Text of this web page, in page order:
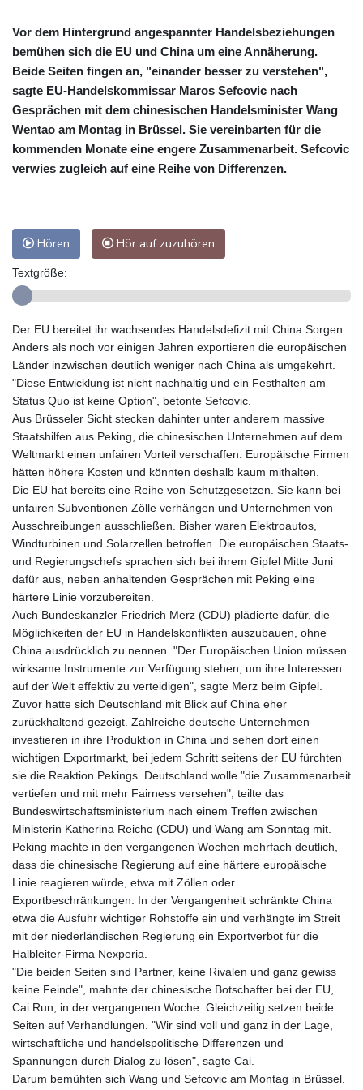
Vor dem Hintergrund angespannter Handelsbeziehungen
bemühen sich die EU und China um eine Annäherung.
Beide Seiten fingen an, "einander besser zu verstehen",
sagte EU-Handelskommissar Maros Sefcovic nach
Gesprächen mit dem chinesischen Handelsminister Wang
Wentao am Montag in Brüssel. Sie vereinbarten für die
kommenden Monate eine engere Zusammenarbeit. Sefcovic
verwies zugleich auf eine Reihe von Differenzen.
Hören Hör auf zuzuhören
Textgröße:
Der EU bereitet ihr wachsendes Handelsdefizit mit China Sorgen:
Anders als noch vor einigen Jahren exportieren die europäischen
Länder inzwischen deutlich weniger nach China als umgekehrt.
"Diese Entwicklung ist nicht nachhaltig und ein Festhalten am
Status Quo ist keine Option", betonte Sefcovic.
Aus Brüsseler Sicht stecken dahinter unter anderem massive
Staatshilfen aus Peking, die chinesischen Unternehmen auf dem
Weltmarkt einen unfairen Vorteil verschaffen. Europäische Firmen
hätten höhere Kosten und könnten deshalb kaum mithalten.
Die EU hat bereits eine Reihe von Schutzgesetzen. Sie kann bei
unfairen Subventionen Zölle verhängen und Unternehmen von
Ausschreibungen ausschließen. Bisher waren Elektroautos,
Windturbinen und Solarzellen betroffen. Die europäischen Staats-
und Regierungschefs sprachen sich bei ihrem Gipfel Mitte Juni
dafür aus, neben anhaltenden Gesprächen mit Peking eine
härtere Linie vorzubereiten.
Auch Bundeskanzler Friedrich Merz (CDU) plädierte dafür, die
Möglichkeiten der EU in Handelskonflikten auszubauen, ohne
China ausdrücklich zu nennen. "Der Europäischen Union müssen
wirksame Instrumente zur Verfügung stehen, um ihre Interessen
auf der Welt effektiv zu verteidigen", sagte Merz beim Gipfel.
Zuvor hatte sich Deutschland mit Blick auf China eher
zurückhaltend gezeigt. Zahlreiche deutsche Unternehmen
investieren in ihre Produktion in China und sehen dort einen
wichtigen Exportmarkt, bei jedem Schritt seitens der EU fürchten
sie die Reaktion Pekings. Deutschland wolle "die Zusammenarbeit
vertiefen und mit mehr Fairness versehen", teilte das
Bundeswirtschaftsministerium nach einem Treffen zwischen
Ministerin Katherina Reiche (CDU) und Wang am Sonntag mit.
Peking machte in den vergangenen Wochen mehrfach deutlich,
dass die chinesische Regierung auf eine härtere europäische
Linie reagieren würde, etwa mit Zöllen oder
Exportbeschränkungen. In der Vergangenheit schränkte China
etwa die Ausfuhr wichtiger Rohstoffe ein und verhängte im Streit
mit der niederländischen Regierung ein Exportverbot für die
Halbleiter-Firma Nexperia.
"Die beiden Seiten sind Partner, keine Rivalen und ganz gewiss
keine Feinde", mahnte der chinesische Botschafter bei der EU,
Cai Run, in der vergangenen Woche. Gleichzeitig setzen beide
Seiten auf Verhandlungen. "Wir sind voll und ganz in der Lage,
wirtschaftliche und handelspolitische Differenzen und
Spannungen durch Dialog zu lösen", sagte Cai.
Darum bemühten sich Wang und Sefcovic am Montag in Brüssel.